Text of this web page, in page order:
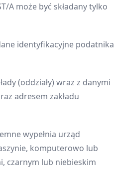
A może być składany tylko
identyfikacyjne podatnika
(oddziały) wraz z danymi
adresem zakładu
wypełnia urząd
komputerowo lub
czarnym lub niebieskim